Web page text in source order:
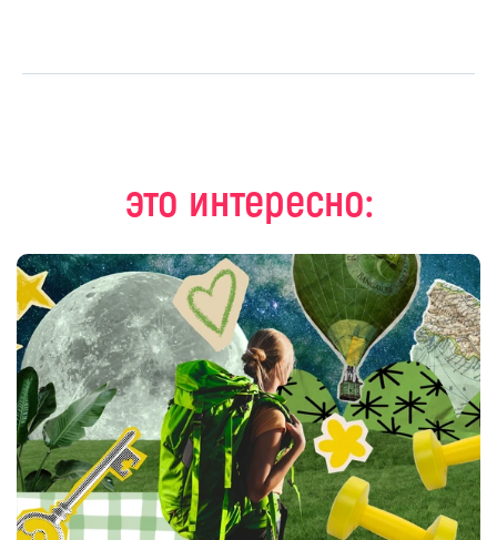
это интересно: